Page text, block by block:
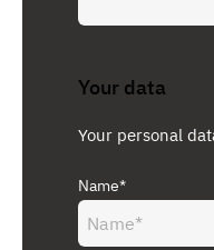
Your data
Your personal
Name*